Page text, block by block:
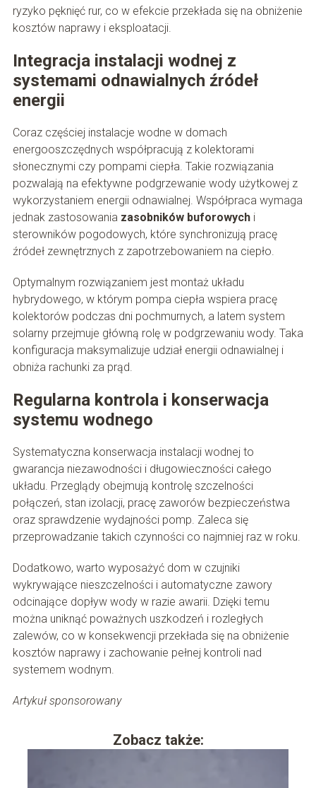
ryzyko pęknięć rur, co w efekcie przekłada się na obniżenie
kosztów naprawy i eksploatacji.
Integracja instalacji wodnej z
systemami odnawialnych źródeł
energii
Coraz częściej instalacje wodne w domach
energooszczędnych współpracują z kolektorami
słonecznymi czy pompami ciepła. Takie rozwiązania
pozwalają na efektywne podgrzewanie wody użytkowej z
wykorzystaniem energii odnawialnej. Współpraca wymaga
jednak zastosowania zasobników buforowychi
sterowników pogodowych, które synchronizują pracę
źródeł zewnętrznych z zapotrzebowaniem na ciepło.
Optymalnym rozwiązaniem jest montaż układu
hybrydowego, w którym pompa ciepła wspiera pracę
kolektorów podczas dni pochmurnych, a latem system
solarny przejmuje główną rolę w podgrzewaniu wody. Taka
konfiguracja maksymalizuje udział energii odnawialnej i
obniża rachunki za prąd.
Regularna kontrola i konserwacja
systemu wodnego
Systematyczna konserwacja instalacji wodnej to
gwarancja niezawodności i długowieczności całego
układu. Przeglądy obejmują kontrolę szczelności
połączeń, stan izolacji, pracę zaworów bezpieczeństwa
oraz sprawdzenie wydajności pomp. Zaleca się
przeprowadzanie takich czynności co najmniej raz w roku.
Dodatkowo, warto wyposażyć dom w czujniki
wykrywające nieszczelności i automatyczne zawory
odcinające dopływ wody w razie awarii. Dzięki temu
można uniknąć poważnych uszkodzeń i rozległych
zalewów, co w konsekwencji przekłada się na obniżenie
kosztów naprawy i zachowanie pełnej kontroli nad
systemem wodnym.
Artykuł sponsorowany
Zobacz także: